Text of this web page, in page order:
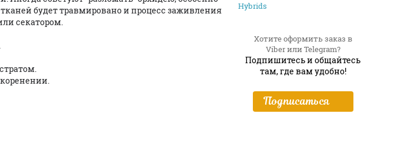
Хотите оформить заказ в
Viber или Telegram?
Подпишитесь и общайтесь
там, где вам удобно!
Подписаться
будет травмировано и процесс заживления
секатором.